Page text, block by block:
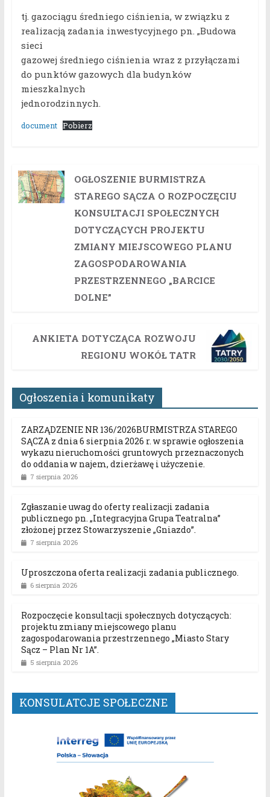
tj. gazociągu średniego ciśnienia, w związku z
realizacją zadania inwestycyjnego pn. „Budowa
sieci
gazowej średniego ciśnienia wraz z przyłączami
do punktów gazowych dla budynków
mieszkalnych
jednorodzinnych.
document Pobierz
OGŁOSZENIE BURMISTRZA
STAREGO SĄCZA O ROZPOCZĘCIU
KONSULTACJI SPOŁECZNYCH
DOTYCZĄCYCH PROJEKTU
ZMIANY MIEJSCOWEGO PLANU
ZAGOSPODAROWANIA
PRZESTRZENNEGO „BARCICE
DOLNE”
ANKIETA DOTYCZĄCA ROZWOJU
REGIONU WOKÓŁ TATR
Ogłoszenia i komunikaty
ZARZĄDZENIE NR 136/2026BURMISTRZA STAREGO
SĄCZA z dnia 6 sierpnia 2026 r. w sprawie ogłoszenia
wykazu nieruchomości gruntowych przeznaczonych
do oddania w najem, dzierżawę i użyczenie.
7 sierpnia 2026
Zgłaszanie uwag do oferty realizacji zadania
publicznego pn. „Integracyjna Grupa Teatralna”
złożonej przez Stowarzyszenie „Gniazdo”.
7 sierpnia 2026
Uproszczona oferta realizacji zadania publicznego.
6 sierpnia 2026
Rozpoczęcie konsultacji społecznych dotyczących:
projektu zmiany miejscowego planu
zagospodarowania przestrzennego „Miasto Stary
Sącz – Plan Nr 1A”.
5 sierpnia 2026
KONSULATCJE SPOŁECZNE